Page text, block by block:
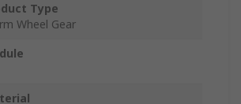
Type
Wheel Gear